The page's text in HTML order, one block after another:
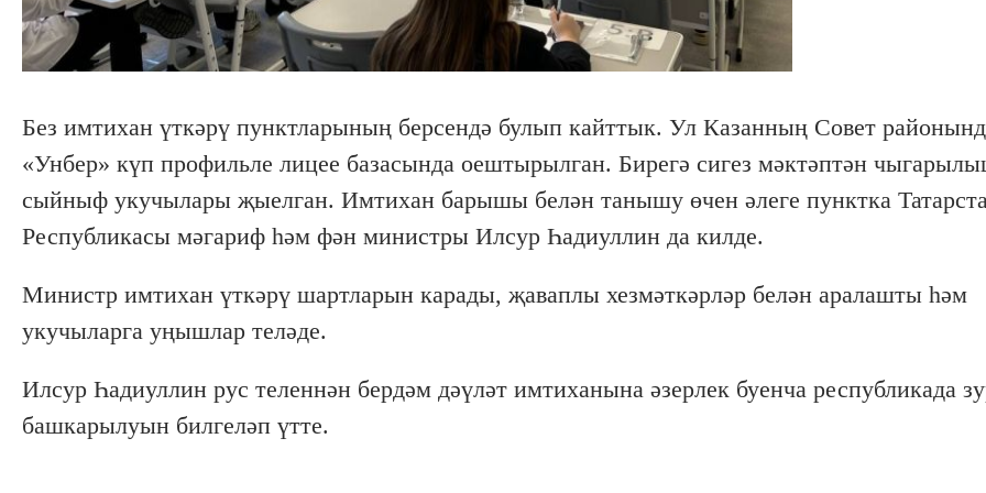
Без имтихан үткәрү пунктларының берсендә булып кайттык. Ул Казанның Совет
«Унбер» күп профильле лицее базасында оештырылган. Бирегә сигез мәктәптән
сыйныф укучылары җыелган. Имтихан барышы белән танышу өчен әлеге пунктка
Республикасы мәгариф һәм фән министры Илсур Һадиуллин да килде.
Министр имтихан үткәрү шартларын карады, җаваплы хезмәткәрләр белән аралашты һәм
укучыларга уңышлар теләде.
Илсур Һадиуллин рус теленнән бердәм дәүләт имтиханына әзерлек буенча республикада
башкарылуын билгеләп үтте.